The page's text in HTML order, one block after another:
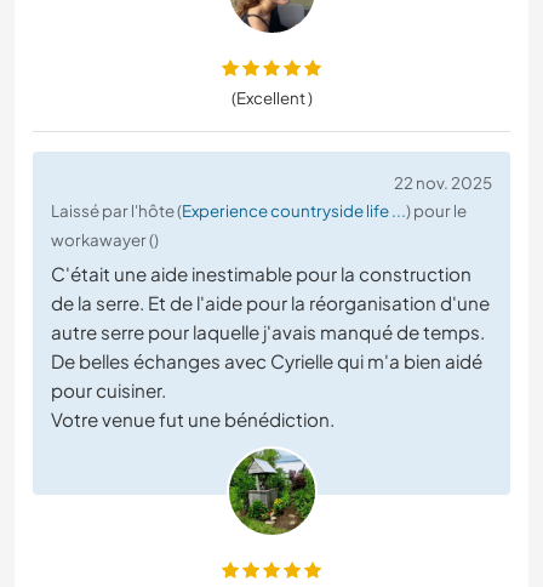
(Excellent )
22 nov. 2025
Laissé par l'hôte (Experience countryside life ...) pour le
workawayer ()
C'était une aide inestimable pour la construction
de la serre. Et de l'aide pour la réorganisation d'une
autre serre pour laquelle j'avais manqué de temps.
De belles échanges avec Cyrielle qui m'a bien aidé
pour cuisiner.
Votre venue fut une bénédiction.